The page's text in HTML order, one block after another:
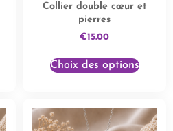
Collier double cœur et
pierres
€15.00
Choix des options